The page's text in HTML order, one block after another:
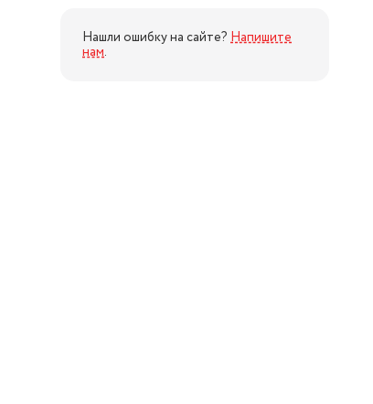
Нашли ошибку на сайте? Напишите
нам.